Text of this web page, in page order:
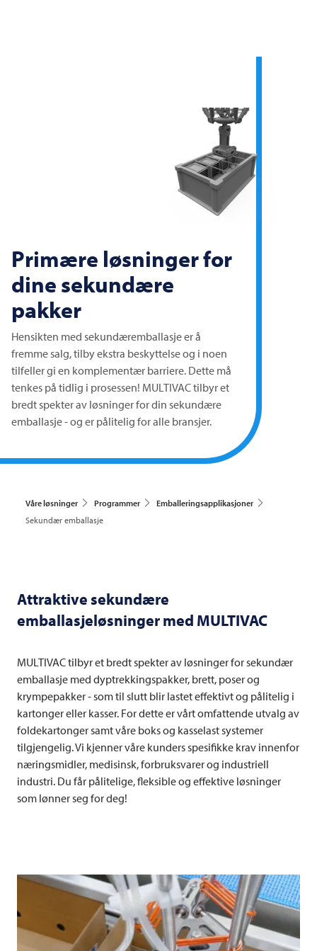
Primære løsninger for
dine sekundære
pakker
Hensikten med sekundæremballasje er å
fremme salg, tilby ekstra beskyttelse og i noen
tilfeller gi en komplementær barriere. Dette må
tenkes på tidlig i prosessen! MULTIVACtilbyr et
bredt spekter av løsninger for din sekundære
emballasje - og er pålitelig for alle bransjer.
Våre løsninger Programmer
Emballeringsapplikasjoner
Sekundær emballasje
Attraktive sekundære
emballasjeløsninger med MULTIVAC
MULTIVACtilbyr et bredt spekter av løsninger for sekundær
emballasje med dyptrekkingspakker, brett, poser og
krympepakker - som til slutt blir lastet effektivt og pålitelig i
kartonger eller kasser. For dette er vårt omfattende utvalg av
foldekartonger samt våre boks og kasselast systemer
tilgjengelig. Vi kjenner våre kunders spesifikke krav innenfor
næringsmidler, medisinsk, forbruksvarer og industriell
industri. Du får pålitelige, fleksible og effektive løsninger
som lønner seg for deg!